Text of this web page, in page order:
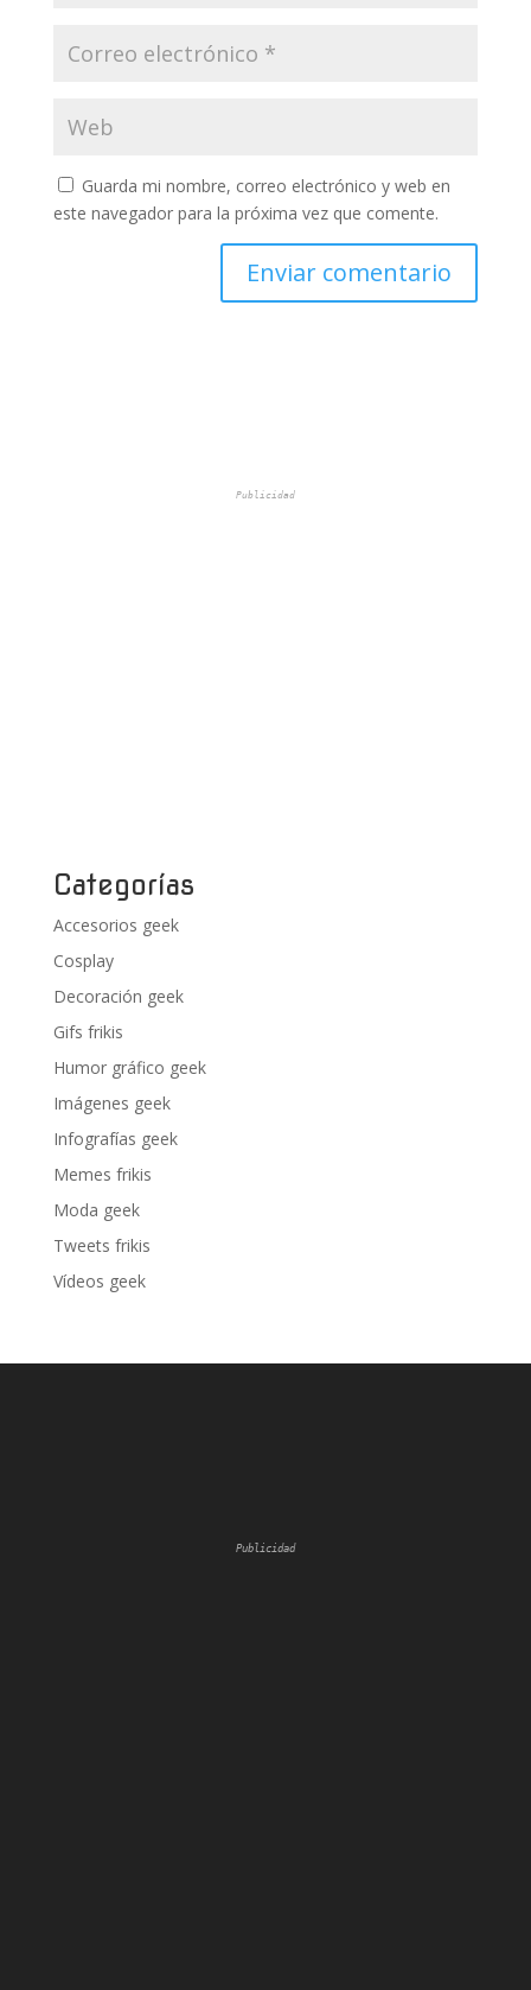
Guarda mi nombre, correo electrónico y web en
este navegador para la próxima vez que comente.
Publicidad
Categorías
Accesorios geek
Cosplay
Decoración geek
Gifs frikis
Humor gráfico geek
Imágenes geek
Infografías geek
Memes frikis
Moda geek
Tweets frikis
Vídeos geek
Publicidad